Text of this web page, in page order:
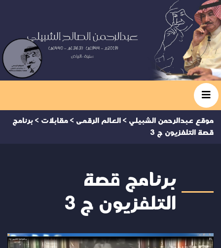
موقع عبدالرحمن الشبيلي > العالم الرقمى > مقابلات > برنامج
قصة التلفزيون ج 3
برنامج قصة
التلفزيون ج 3